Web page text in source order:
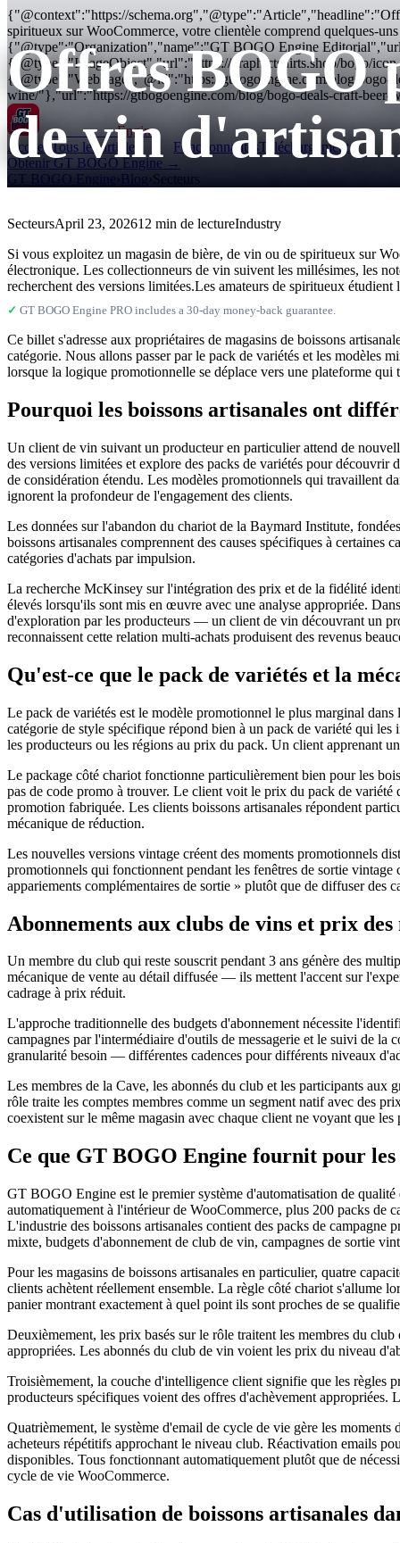
{"@context":"https://
spiritueux sur WooCommerce, votre clientèle comprend quelques-
{"@type":"Organization","name":"GT BOGO Engine
{"@type":"ImageObject","url":"https://graphictshirts.shop/bogo/
{"@type":"WebPage","@id":"https://gtbogoengine.com/blog/bogo-
wine/"},"url":"https://gtbogoengine.com/blog/bogo-deals-craft-beer-
GT BOGOEngine
Accueil Tous les articles FonctionnalitésTéléchargements
Obtenir GT BOGO Engine →
GT BOGO Engine›Blog ›Secteurs
Offres BOGO
de vin
SecteursApril 23, 202612 min de lectureIndustry
Si vous exploitez un magasin de bière, de vin ou de spiritueux sur
électronique. Les collectionneurs de vin suivent les millésimes, les
recherchent des versions limitées.Les amateurs de spiritueux
✓ GT BOGO Engine PRO includes a 30-day money-back guarantee.
Ce billet s'adresse aux propriétaires de magasins de boissons
catégorie. Nous allons passer par le pack de variétés et les modèles
lorsque la logique promotionnelle se déplace vers une plateforme qui
Pourquoi les boissons artisanales ont
Un client de vin suivant un producteur en particulier attend de
des versions limitées et explore des packs de variétés pour
de considération étendu. Les modèles promotionnels qui travaillent
ignorent la profondeur de l'engagement des clients.
Les données sur l'abandon du chariot de la Baymard Institute,
boissons artisanales comprennent des causes spécifiques à
catégories d'achats par impulsion.
La recherche McKinsey sur l'intégration des prix et de la fidélité
élevés lorsqu'ils sont mis en œuvre avec une analyse appropriée.
d'exploration par les producteurs — un client de vin découvrant un
reconnaissent cette relation multi-achats produisent des revenus
Qu'est-ce que le pack de variétés et la
Le pack de variétés est le modèle promotionnel le plus marginal
catégorie de style spécifique répond bien à un pack de variété qui
les producteurs ou les régions au prix du pack. Un client apprenant
Le package côté chariot fonctionne particulièrement bien pour les
pas de code promo à trouver. Le client voit le prix du pack de
promotion fabriquée. Les clients boissons artisanales répondent
mécanique de réduction.
Les nouvelles versions vintage créent des moments promotionnels
promotionnels qui fonctionnent pendant les fenêtres de sortie
appariements complémentaires de sortie » plutôt que de diffuser des
Abonnements aux clubs de vins et prix
Un membre du club qui reste souscrit pendant 3 ans génère des
mécanique de vente au détail diffusée — ils mettent l'accent sur
cadrage à prix réduit.
L'approche traditionnelle des budgets d'abonnement nécessite
campagnes par l'intermédiaire d'outils de messagerie et le suivi de la
granularité besoin — différentes cadences pour différents niveaux
Les membres de la Cave, les abonnés du club et les participants aux
rôle traite les comptes membres comme un segment natif avec des
coexistent sur le même magasin avec chaque client ne voyant que
Ce que GT BOGO Engine fournit pour les
GT BOGO Engine est le premier système d'automatisation de
automatiquement à l'intérieur de WooCommerce, plus 200 packs de
L'industrie des boissons artisanales contient des packs de
mixte, budgets d'abonnement de club de vin, campagnes de sortie
Pour les magasins de boissons artisanales en particulier, quatre
clients achètent réellement ensemble. La règle côté chariot s'allume
panier montrant exactement à quel point ils sont proches de se
Deuxièmement, les prix basés sur le rôle traitent les membres du
appropriées. Les abonnés du club de vin voient les prix du niveau
Troisièmement, la couche d'intelligence client signifie que les règles
producteurs spécifiques voient des offres d'achèvement appropriées.
Quatrièmement, le système d'email de cycle de vie gère les
acheteurs répétitifs approchant le niveau club. Réactivation emails
disponibles. Tous fonctionnant automatiquement plutôt que de
cycle de vie WooCommerce.
Cas d'utilisation de boissons artisanales